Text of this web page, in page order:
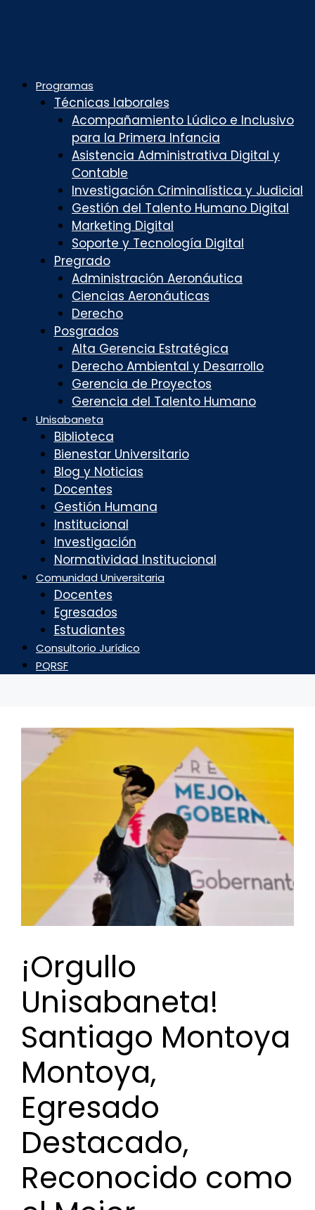
Programas
Técnicas laborales
Acompañamiento Lúdico e Inclusivo
para la Primera Infancia
Asistencia Administrativa Digital y
Contable
Investigación Criminalística y Judicial
Gestión del Talento Humano Digital
Marketing Digital
Soporte y Tecnología Digital
Pregrado
Administración Aeronáutica
Ciencias Aeronáuticas
Derecho
Posgrados
Alta Gerencia Estratégica
Derecho Ambiental y Desarrollo
Gerencia de Proyectos
Gerencia del Talento Humano
Unisabaneta
Biblioteca
Bienestar Universitario
Blog y Noticias
Docentes
Gestión Humana
Institucional
Investigación
Normatividad Institucional
Comunidad Universitaria
Docentes
Egresados
Estudiantes
Consultorio Jurídico
PQRSF
¡Orgullo
Unisabaneta!
Santiago Montoya
Montoya,
Egresado
Destacado,
Reconocido como